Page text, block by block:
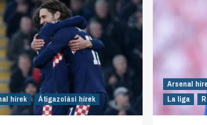
hírek Átigazolási hírek
Arsenal
La liga